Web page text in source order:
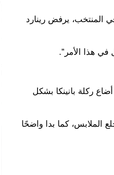
المنتخب، يرفض رينارد
في هذا الأمر”.
ركلة بانينكا بشكل
الملابس، كما بدا واضحًا